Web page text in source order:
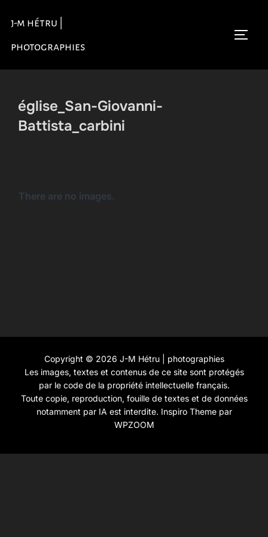
contenu
j-m hétru |
photographies
église_San-Giovanni-
Battista_carbini
There are no images.
Copyright © 2026 J-M Hétru | photographies
Les images, textes et contenus de ce site sont protégés
par le code de la propriété intellectuelle français.
Toute copie, reproduction, fouille de textes et de données
notamment par IA est interdite. Inspiro Themepar
WPZOOM